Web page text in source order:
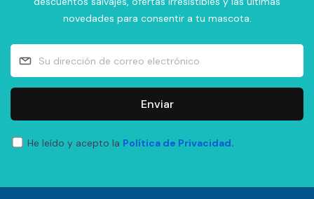
novedades para consentir a tu mascota.
Enviar
He leído y acepto la Política de Privacidad.